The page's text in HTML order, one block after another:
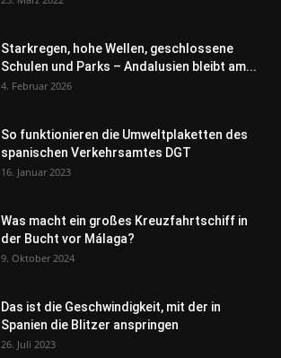
Starkregen, hohe Wellen, geschlossene
Schulen und Parks – Andalusien bleibt am...
4. Februar 2026
So funktionieren die Umweltplaketten des
spanischen Verkehrsamtes DGT
16. Januar 2023
Was macht ein großes Kreuzfahrtschiff in
der Bucht vor Málaga?
9. Oktober 2024
Das ist die Geschwindigkeit, mit der in
Spanien die Blitzer anspringen
26. Juli 2023